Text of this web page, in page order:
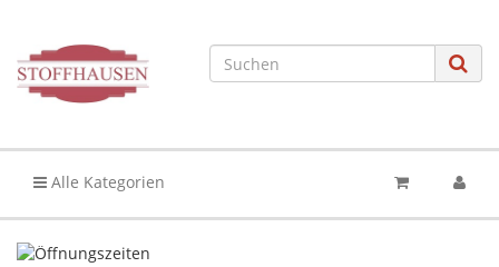
Alle Kategorien